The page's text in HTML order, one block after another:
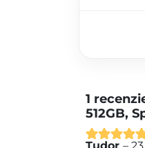
1
512GB,